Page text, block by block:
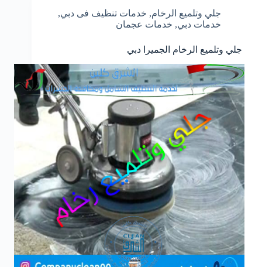
جلي وتلميع الرخام, خدمات تنظيف فى دبي,
خدمات دبي, خدمات عجمان
جلي وتلميع الرخام الجميرا دبي